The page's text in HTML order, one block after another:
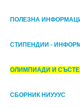
ПОЛЕЗНА
СТИПЕНДИИ -
ОЛИМПИАДИ И
СБОРНИК НИУУУС